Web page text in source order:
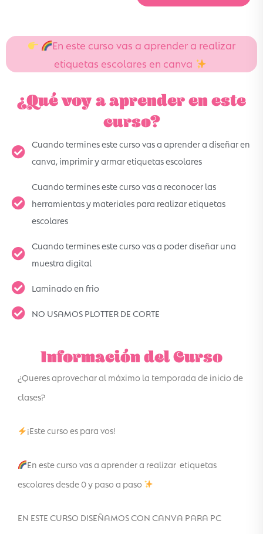
En este curso vas a aprender a realizar
etiquetas escolares en canva
¿Qué voy a aprender en este
curso?
Cuando termines este curso vas a aprender a diseñar en
canva, imprimir y armar etiquetas escolares
Cuando termines este curso vas a reconocer las
herramientas y materiales para realizar etiquetas
escolares
Cuando termines este curso vas a poder diseñar una
muestra digital
Laminado en frio
NO USAMOS PLOTTER DE CORTE
Información del Curso
¿Queres aprovechar al máximo la temporada de inicio de
clases?
¡Este curso es para vos!
En este curso vas a aprender a realizar etiquetas
escolares desde 0 y paso a paso
‌EN ESTE CURSO DISEÑAMOS CON CANVA PARA PC